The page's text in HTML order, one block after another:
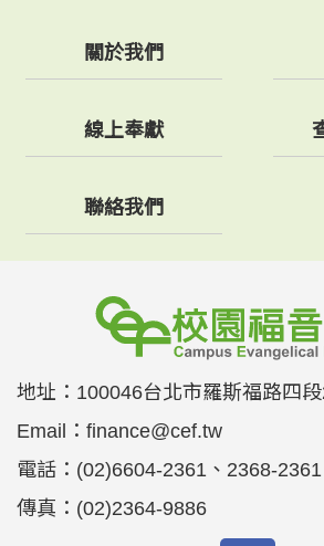
關於我們
線上奉獻
聯絡我們
地址： 100046台北市羅斯福路四
Email： finance@cef.tw
電話： (02)6604-2361、2368-2361
傳真： (02)2364-9886